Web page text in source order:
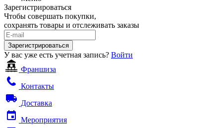
Зарегистрироваться
Чтобы совершать покупки,
сохранять товары и отслеживать заказы
Зарегистрироваться
У вас уже есть учетная запись? Войти
Франшиза
Контакты
Доставка
Мероприятия